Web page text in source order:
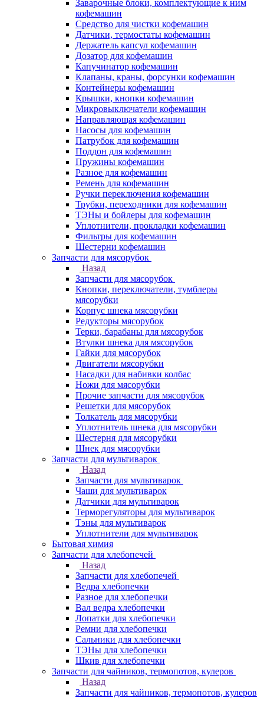
Заварочные блоки, комплектующие к ним
кофемашин
Средство для чистки кофемашин
Датчики, термостаты кофемашин
Держатель капсул кофемашин
Дозатор для кофемашин
Капучинатор кофемашин
Клапаны, краны, форсунки кофемашин
Контейнеры кофемашин
Крышки, кнопки кофемашин
Микровыключатели кофемашин
Направляющая кофемашин
Насосы для кофемашин
Патрубок для кофемашин
Поддон для кофемашин
Пружины кофемашин
Разное для кофемашин
Ремень для кофемашин
Ручки переключения кофемашин
Трубки, переходники для кофемашин
ТЭНы и бойлеры для кофемашин
Уплотнители, прокладки кофемашин
Фильтры для кофемашин
Шестерни кофемашин
Запчасти для мясорубок
Назад
Запчасти для мясорубок
Кнопки, переключатели, тумблеры
мясорубки
Корпус шнека мясорубки
Редукторы мясорубок
Терки, барабаны для мясорубок
Втулки шнека для мясорубок
Гайки для мясорубок
Двигатели мясорубки
Насадки для набивки колбас
Ножи для мясорубки
Прочие запчасти для мясорубок
Решетки для мясорубок
Толкатель для мясорубки
Уплотнитель шнека для мясорубки
Шестерня для мясорубки
Шнек для мясорубки
Запчасти для мультиварок
Назад
Запчасти для мультиварок
Чаши для мультиварок
Датчики для мультиварок
Терморегуляторы для мультиварок
Тэны для мультиварок
Уплотнители для мультиварок
Бытовая химия
Запчасти для хлебопечей
Назад
Запчасти для хлебопечей
Ведра хлебопечки
Разное для хлебопечки
Вал ведра хлебопечки
Лопатки для хлебопечки
Ремни для хлебопечки
Сальники для хлебопечки
ТЭНы для хлебопечки
Шкив для хлебопечки
Запчасти для чайников, термопотов, кулеров
Назад
Запчасти для чайников, термопотов, кулеров